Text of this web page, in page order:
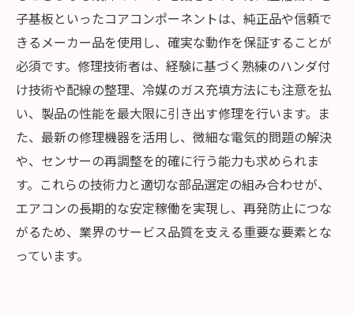
子基板といったコアコンポーネントは、純正品や信頼で
きるメーカー品を使用し、確実な動作を保証することが
必須です。修理技術者は、経験に基づく熟練のハンダ付
け技術や配線の整理、冷媒のガス充填方法にも注意を払
い、製品の性能を最大限に引き出す修理を行います。ま
た、最新の修理機器を活用し、微細な電気的問題の解決
や、センサーの再調整を的確に行う能力も求められま
す。これらの技術力と適切な部品選定の組み合わせが、
エアコンの長期的な安定稼働を実現し、再発防止につな
がるため、業界のサービス品質を支える重要な要素とな
っています。